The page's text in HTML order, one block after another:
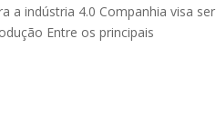
a indústria 4.0 Companhia visa ser
Entre os principais